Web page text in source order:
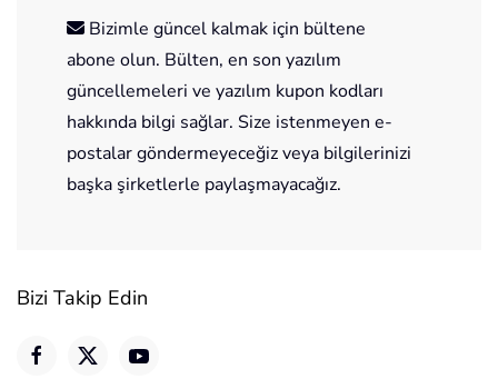
Bizimle güncel kalmak için bültene
abone olun. Bülten, en son yazılım
güncellemeleri ve yazılım kupon kodları
hakkında bilgi sağlar. Size istenmeyen e-
postalar göndermeyeceğiz veya bilgilerinizi
başka şirketlerle paylaşmayacağız.
Bizi Takip Edin